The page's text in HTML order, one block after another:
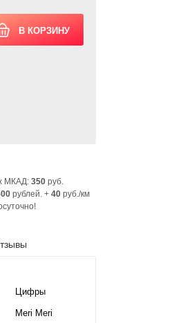
МКАД: 350 руб.
рублей. + 40 руб./км
Цифры
Meri Meri